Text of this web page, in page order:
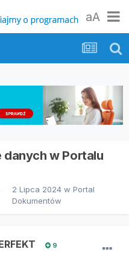
aA
w Portalu
2 Lipca 2024w Portal
Dokumentów
9